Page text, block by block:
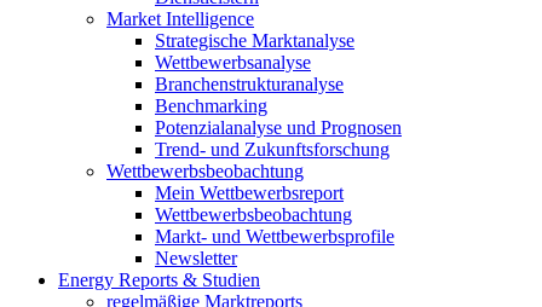
Market Intelligence
Strategische Marktanalyse
Wettbewerbsanalyse
Branchenstrukturanalyse
Benchmarking
Potenzialanalyse und Prognosen
Trend- und Zukunftsforschung
Wettbewerbs­beobachtung
Mein Wettbewerbsreport
Wettbewerbsbeobachtung
Markt- und Wettbewerbsprofile
Newsletter
Energy Reports & Studien
regelmäßige Marktreports